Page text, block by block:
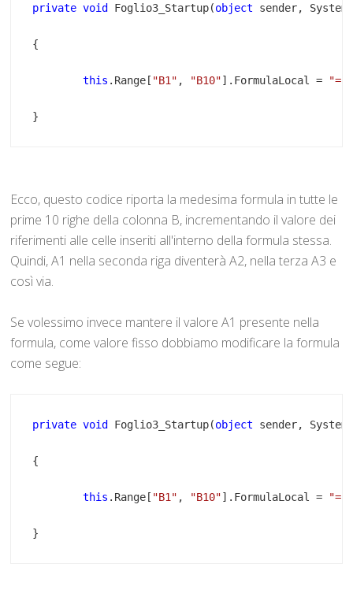
private void Foglio3_Startup(object
this .Range[ "B1" , "B10"].FormulaLocal =
}
Ecco, questo codice riporta la medesima formula in tutte le
prime 10 righe della colonna B, incrementando il valore dei
riferimenti alle celle inseriti all'interno della formula stessa.
Quindi, A1 nella seconda riga diventerà A2, nella terza A3 e
così via.
Se volessimo invece mantere il valore A1 presente nella
formula, come valore fisso dobbiamo modificare la formula
come segue:
private void Foglio3_Startup(object
this .Range[ "B1" , "B10"].FormulaLocal =
}